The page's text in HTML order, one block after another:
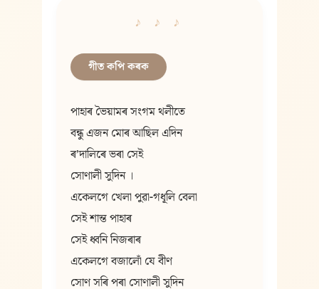
গীত কপি কৰক
পাহাৰ ভৈয়ামৰ সংগম থলীতে
বন্ধু এজন মোৰ আছিল এদিন
ৰʼদালিৰে ভৰা সেই
সোণালী সুদিন ।
একেলগে খেলা পুৱা-গধূলি বেলা
সেই শান্ত পাহাৰ
সেই ধ্বনি নিজৰাৰ
একেলগে বজালোঁ যে বীণ
সোণ সৰি পৰা সোণালী সুদিন